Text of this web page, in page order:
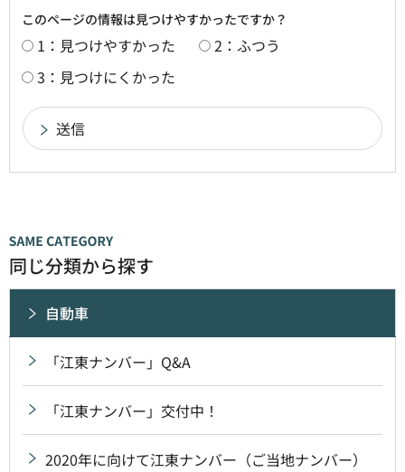
このページの情報は見つけやすかったですか？
1：見つけやすかった
2：ふつう
3：見つけにくかった
同じ分類から探す
自動車
「江東ナンバー」Q&A
「江東ナンバー」交付中！
2020年に向けて江東ナンバー（ご当地ナンバー）